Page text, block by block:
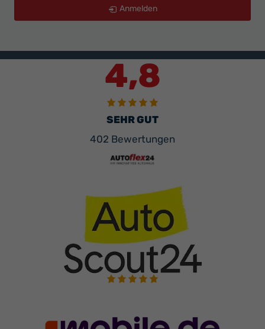
Anmelden
4,8
SEHR GUT
402 Bewertungen